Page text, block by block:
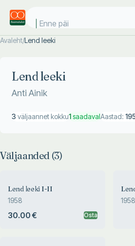
Enne päike
Avaleht/Lend leeki
Lend leeki
Anti Ainik
3 väljaannet kokku1saadavalAastad:
Väljaanded (3)
Lend leeki I-II
1958
30.00 € Osta
1958